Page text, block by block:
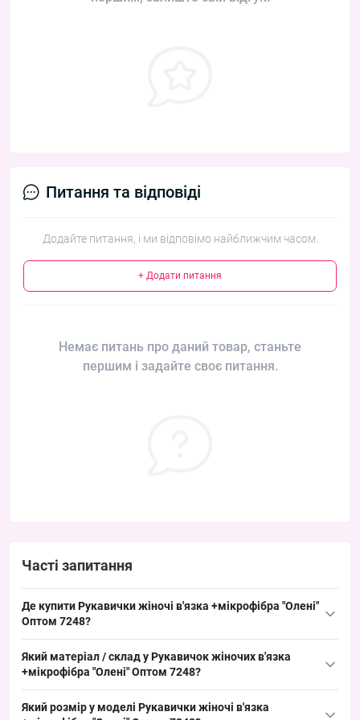
Питання та відповіді
Додайте питання, і ми відповімо найближчим часом.
+ Додати питання
Немає питань про даний товар, станьте
першим і задайте своє питання.
Часті запитання
Де купити Рукавички жіночі в'язка +мікрофібра "Олені"
Оптом 7248?
можна оптом з Одеса 7КМ; модель ходова в зимовий сезон і
забезпечує швидкий обіг товару.
Який матеріал / склад у Рукавичок жіночих в'язка
+мікрофібра "Олені" Оптом 7248?
обробкою на долоні; такий матеріал поєднує природні волокна
Який розмір у моделі Рукавички жіночі в'язка